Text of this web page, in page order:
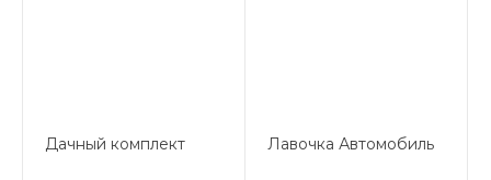
Дачный комплект Лавочка Автомобиль